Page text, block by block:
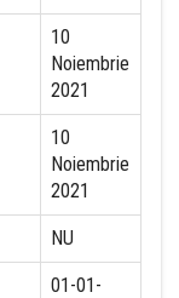
10
Noiembrie
2021
10
Noiembrie
2021
NU
01-01-